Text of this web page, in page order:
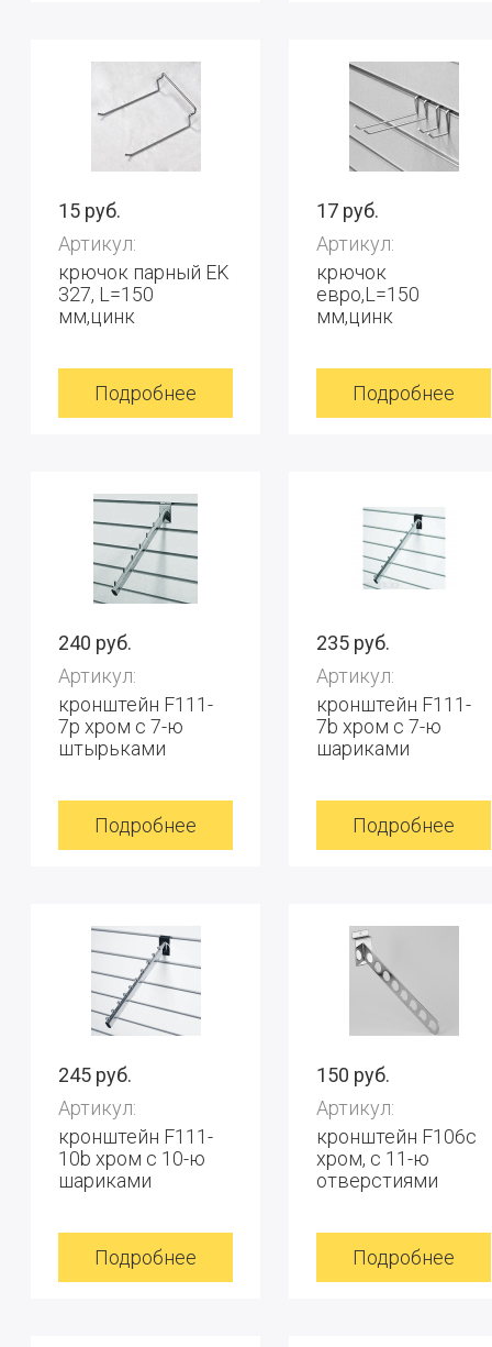
15 руб.
Артикул:
крючок парный EK
327, L=150
мм,цинк
Подробнее
17 руб.
Артикул:
крючок
евро,L=150
мм,цинк
Подробнее
240 руб.
Артикул:
кронштейн F111-
7p хром с 7-ю
штырьками
Подробнее
235 руб.
Артикул:
кронштейн F111-
7b хром с 7-ю
шариками
Подробнее
245 руб.
Артикул:
кронштейн F111-
10b хром с 10-ю
шариками
Подробнее
150 руб.
Артикул:
кронштейн F106с
хром, с 11-ю
отверстиями
Подробнее